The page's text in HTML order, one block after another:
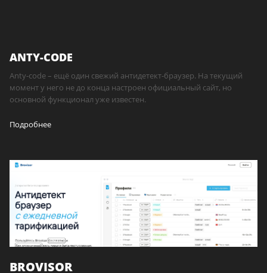
ANTY-CODE
Anty-code – ещё один свежий антидетект-браузер. На текущий
момент у него не до конца настроен официальный сайт, но
основной функционал уже известен.
Подробнее
BROVISOR